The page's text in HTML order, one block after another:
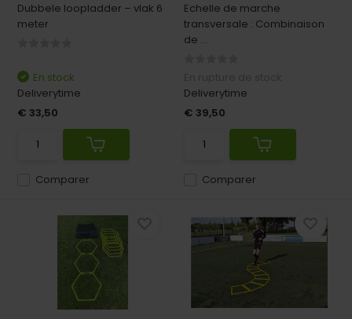
Dubbele loopladder – vlak 6
meter
Comparer
En stock
Deliverytime
€ 33,50
Echelle de marche
transversale : Combinaison
de ...
Comparer
Deliverytime
€ 39,50